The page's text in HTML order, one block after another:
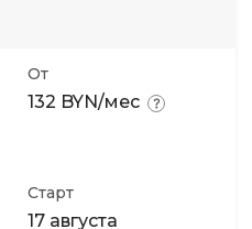
От
132 BYN/мес
Старт
17 августа